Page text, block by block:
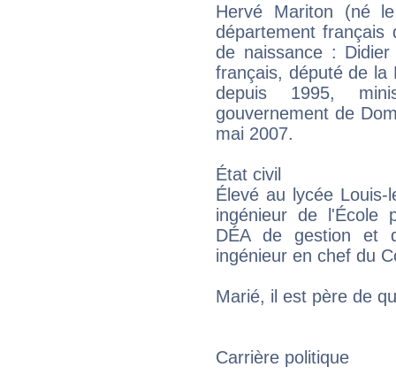
Hervé Mariton (né
département français
de naissance :
français, député de la
depuis 1995,
gouvernement de
mai 2007.
État civil
Élevé au lycée
ingénieur de l'École
DÉA de gestion et
ingénieur en chef du
Marié, il est père de
Carrière politique